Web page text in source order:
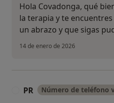
Hola Covadonga, qué
la terapia y te
un abrazo y que sigas
14 de enero de 2026
PR Número de teléfono